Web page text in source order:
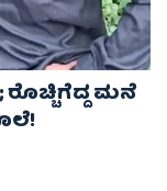
ಮನೆ